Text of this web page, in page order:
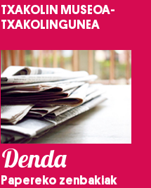
TXAKOLIN MUSEOA-
TXAKOLINGUNEA
Denda
Papereko zenbakiak